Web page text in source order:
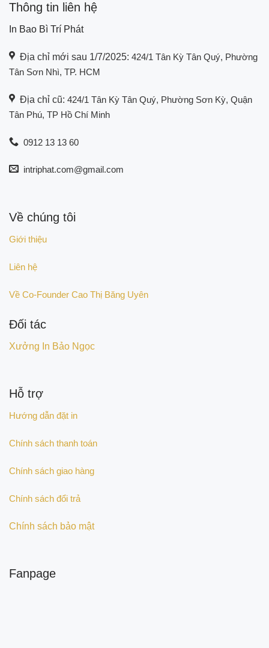
Thông tin liên hệ
In Bao Bì Trí Phát
Địa chỉ mới sau 1/7/2025: 424/1 Tân Kỳ Tân Quý, Phường
Tân Sơn Nhì, TP. HCM
Địa chỉ cũ: 424/1 Tân Kỳ Tân Quý, Phường Sơn Kỳ, Quận
Tân Phú, TP Hồ Chí Minh
0912 13 13 60
intriphat.com@gmail.com
Về chúng tôi
Giới thiệu
Liên hệ
Về Co-Founder Cao Thị Băng Uyên
Đối tác
Xưởng In Bảo Ngọc
Hỗ trợ
Hướng dẫn đặt in
Chính sách thanh toán
Chính sách giao hàng
Chính sách đổi trả
Chính sách bảo mật
Fanpage